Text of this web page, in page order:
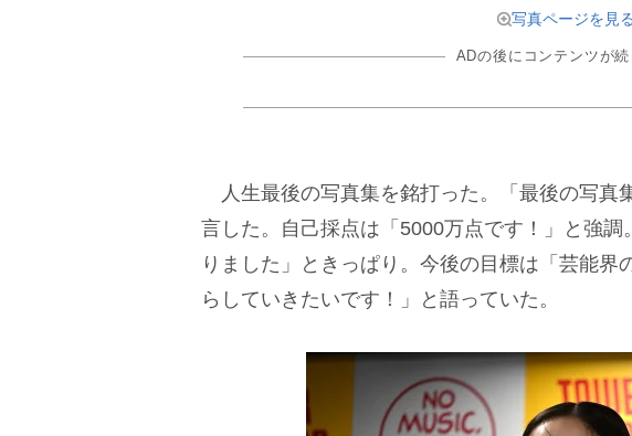
写真ページを見る
ADの後にコンテンツが続
人生最後の写真集を銘打った。「最後の写真
言した。自己採点は「5000万点です！」と強
りました」ときっぱり。今後の目標は「芸能界
らしていきたいです！」と語っていた。